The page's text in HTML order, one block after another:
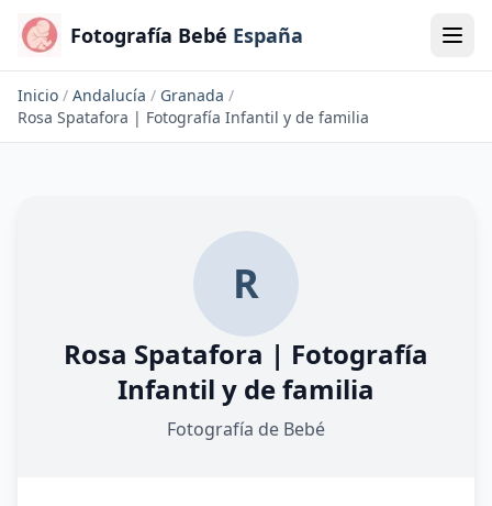
Fotografía Bebé España
Inicio / Andalucía / Granada /
Rosa Spatafora | Fotografía Infantil y de familia
R
Rosa Spatafora | Fotografía
Infantil y de familia
Fotografía de Bebé